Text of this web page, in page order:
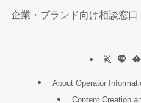
企業・ブランド向け相談窓
About Operator
Content Creation